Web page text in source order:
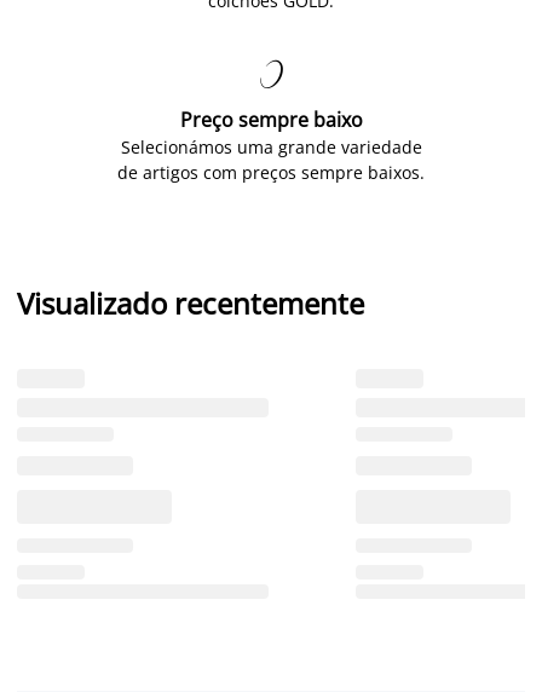

Preço sempre baixo
Selecionámos uma grande variedade
de artigos com preços sempre baixos.
Visualizado recentemente